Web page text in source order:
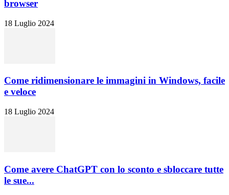
browser
18 Luglio 2024
Come ridimensionare le immagini in Windows, facile
e veloce
18 Luglio 2024
Come avere ChatGPT con lo sconto e sbloccare tutte
le sue...